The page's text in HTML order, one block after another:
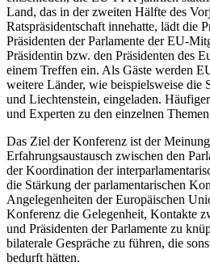
Land, das in der zweiten Hälfte des
Ratspräsidentschaft innehatte, lädt die
Präsidenten der Parlamente der EU-
Präsidentin bzw. den Präsidenten des
einem Treffen ein. Als Gäste werden
weitere Länder, wie beispielsweise die
und Liechtenstein, eingeladen.
und Experten zu den einzelnen
Das Ziel der Konferenz ist der
Erfahrungsaustausch zwischen den
der Koordination der
die Stärkung der parlamentarischen
Angelegenheiten der Europäischen
Konferenz die Gelegenheit, Kontakte
und Präsidenten der Parlamente zu
bilaterale Gespräche zu führen, die
bedurft hätten.